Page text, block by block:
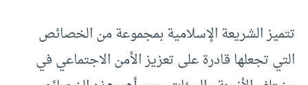
تتميز الشريعة الإسلامية بمجموعة من الخصائص
التي تجعلها قادرة على تعزيز الأمن الاجتماعي في